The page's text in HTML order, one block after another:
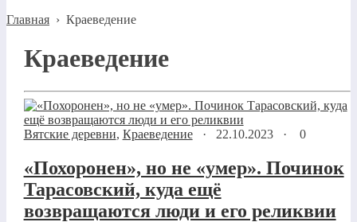
Главная › Краеведение
Краеведение
Вятские деревни, Краеведение· 22.10.2023· 0
«Похоронен», но не «умер». Починок
Тарасовский, куда ещё
возвращаются люди и его реликвии